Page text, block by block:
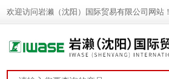
欢迎访问岩濑（沈阳）国际贸易有限公司网站！